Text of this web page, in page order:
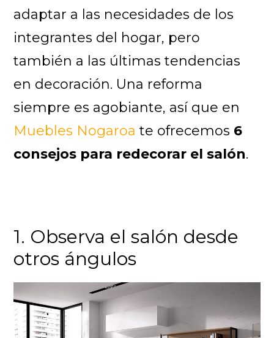
adaptar a las necesidades de los
integrantes del hogar, pero
también a las últimas tendencias
en decoración. Una reforma
siempre es agobiante, así que en
Muebles Nogaroa te ofrecemos 6
consejos para redecorar el salón.
1. Observa el salón desde
otros ángulos